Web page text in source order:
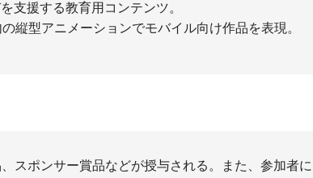
を支援する教育用コンテンツ。
縦型アニメーションでモバイル向け作品を表現。
スポンサー賞品などが授与される。また、参加者に